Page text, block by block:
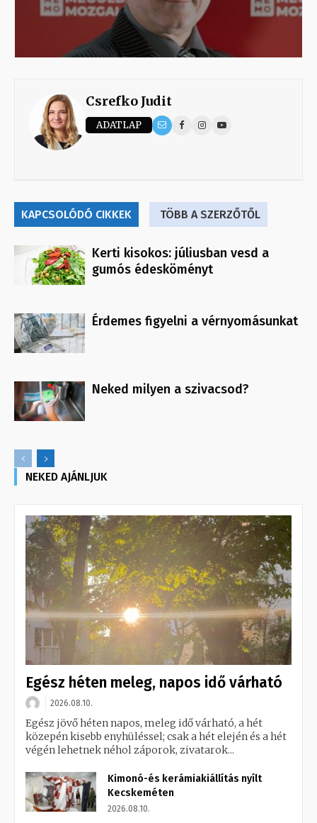
Csrefko Judit
ADATLAP
KAPCSOLÓDÓ CIKKEK TÖBB A SZERZŐTŐL
Kerti kisokos: júliusban vesd a
gumós édesköményt
Érdemes figyelni a vérnyomásunkat
Neked milyen a szivacsod?
NEKED AJÁNLJUK
Egész héten meleg, napos idő várható
2026.08.10.
Egész jövő héten napos, meleg idő várható, a hét
közepén kisebb enyhüléssel; csak a hét elején és a hét
végén lehetnek néhol záporok, zivatarok...
Kimonó-és kerámiakiállítás nyílt
Kecskeméten
2026.08.10.